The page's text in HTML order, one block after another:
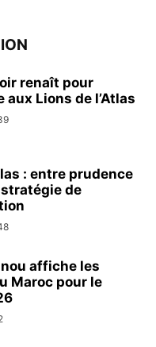
renaît pour
aux Lions de l’Atlas
: entre prudence
de
affiche les
Maroc pour le